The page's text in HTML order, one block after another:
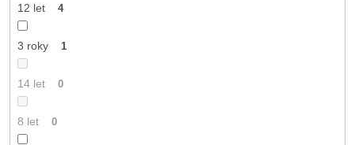
12 let 4
3 roky 1
14 let 0
8 let 0